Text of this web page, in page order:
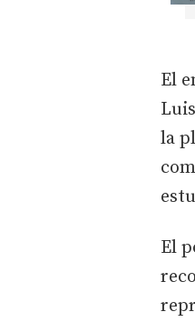
El
la
El